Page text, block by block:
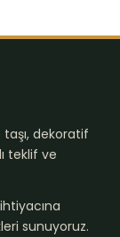
dekoratif
teklif ve
sunuyoruz.